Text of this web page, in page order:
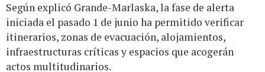
Según explicó Grande-Marlaska, la fase de alerta
iniciada el pasado 1 de junio ha permitido verificar
itinerarios, zonas de evacuación, alojamientos,
infraestructuras críticas y espacios que acogerán
actos multitudinarios.